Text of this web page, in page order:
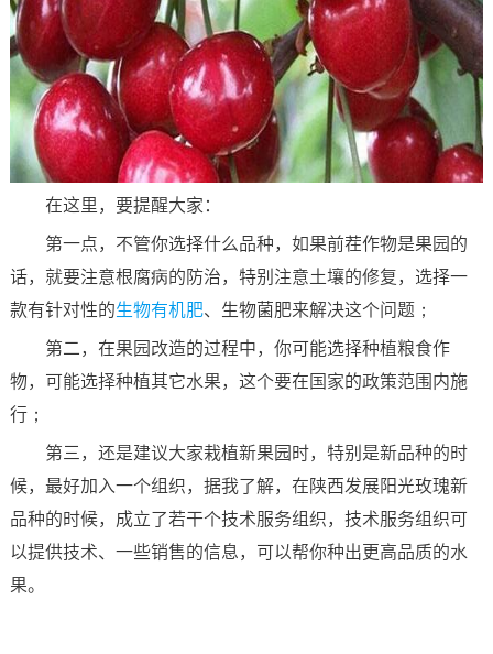
在这里，要提醒大家：
第一点，不管你选择什么品种，如果前茬作物是果园的
话，就要注意根腐病的防治，特别注意土壤的修复，选择一
款有针对性的生物有机肥、生物菌肥来解决这个问题；
第二，在果园改造的过程中，你可能选择种植粮食作
物，可能选择种植其它水果，这个要在国家的政策范围内施
行；
第三，还是建议大家栽植新果园时，特别是新品种的时
候，最好加入一个组织，据我了解，在陕西发展阳光玫瑰新
品种的时候，成立了若干个技术服务组织，技术服务组织可
以提供技术、一些销售的信息，可以帮你种出更高品质的水
果。